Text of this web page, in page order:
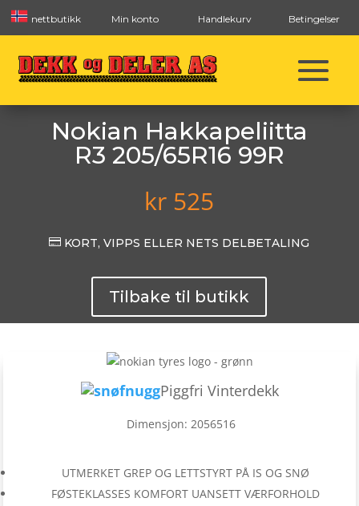
nettbutikk Min konto Handlekurv Betingelser
Nokian Hakkapeliitta
R3 205/65R16 99R
kr 525
 KORT, VIPPS ELLER NETS DELBETALING
Tilbake til butikk
Piggfri Vinterdekk
Dimensjon: 2056516
UTMERKET GREP OG LETTSTYRT PÅ IS OG SNØ
FØSTEKLASSES KOMFORT UANSETT VÆRFORHOLD